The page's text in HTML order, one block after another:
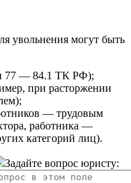
увольнения могут быть
77 — 84.1 ТК РФ);
при расторжении
— трудовым
работника —
категорий лиц).
Задайте вопрос юристу: